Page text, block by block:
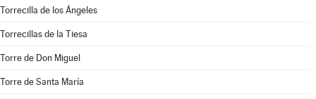
Torrecilla de los Ángeles
Torrecillas de la Tiesa
Torre de Don Miguel
Torre de Santa María